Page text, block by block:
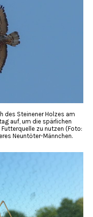
des Steinener Holzes am
auf, um die spärlichen
zu nutzen (Foto:
Neuntöter-Männchen.